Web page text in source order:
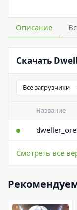
Описание
Скачать
Название
Смотреть все